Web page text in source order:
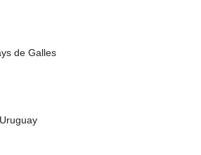
de Galles